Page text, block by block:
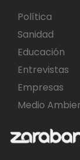
Política
Sanidad
Educación
Entrevistas
Empresas
Medio